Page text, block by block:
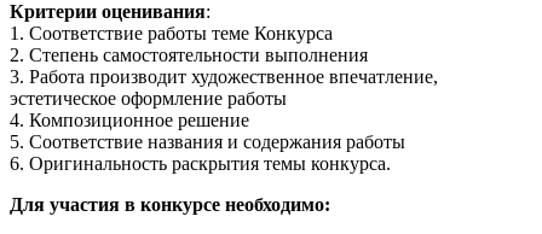
Критерии оценивания:
1. Соответствие работы теме Конкурса
2. Степень самостоятельности выполнения
3. Работа производит художественное впечатление,
эстетическое оформление работы
4. Композиционное решение
5. Соответствие названия и содержания работы
6. Оригинальность раскрытия темы конкурса.
Для участия в конкурсе необходимо: